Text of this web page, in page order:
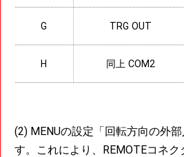
G TRG OUT
H 同上 COM2
(2) MENUの設定「回転方向の外
す。これにより、REMOTEコネク